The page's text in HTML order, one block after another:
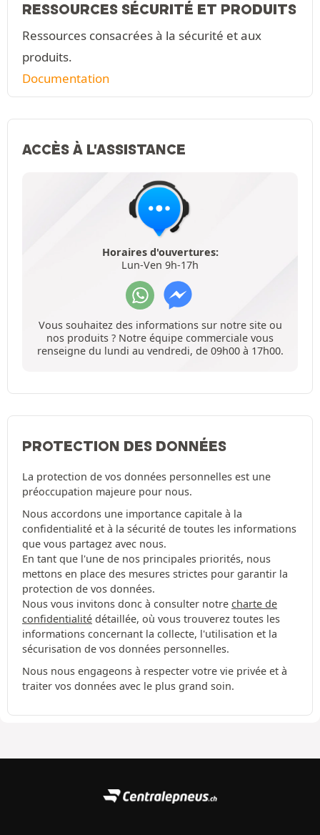
RESSOURCES SÉCURITÉ ET PRODUITS
Ressources consacrées à la sécurité et aux
produits.
Documentation
ACCÈS À L'ASSISTANCE
Horaires d'ouvertures:
Lun-Ven 9h-17h
Vous souhaitez des informations sur notre site ou
nos produits ? Notre équipe commerciale vous
renseigne du lundi au vendredi, de 09h00 à 17h00.
PROTECTION DES DONNÉES
La protection de vos données personnelles est une
préoccupation majeure pour nous.
Nous accordons une importance capitale à la
confidentialité et à la sécurité de toutes les informations
que vous partagez avec nous.
En tant que l'une de nos principales priorités, nous
mettons en place des mesures strictes pour garantir la
protection de vos données.
Nous vous invitons donc à consulter notre charte de
confidentialité détaillée, où vous trouverez toutes les
informations concernant la collecte, l'utilisation et la
sécurisation de vos données personnelles.
Nous nous engageons à respecter votre vie privée et à
traiter vos données avec le plus grand soin.